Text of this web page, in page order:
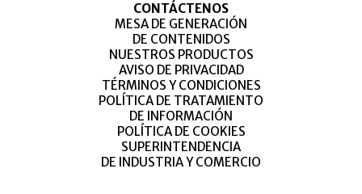
CONTÁCTENOS
MESA DE GENERACIÓN
DE CONTENIDOS
NUESTROS PRODUCTOS
AVISO DE PRIVACIDAD
TÉRMINOS Y CONDICIONES
POLÍTICA DE TRATAMIENTO
DE INFORMACIÓN
POLÍTICA DE COOKIES
SUPERINTENDENCIA
DE INDUSTRIA Y COMERCIO